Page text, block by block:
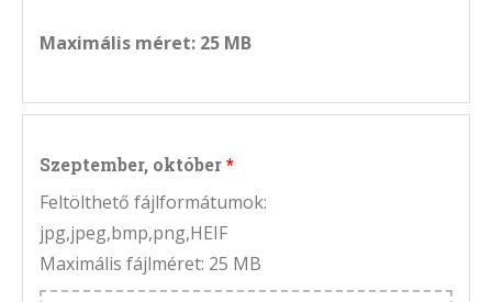
Maximális méret: 25 MB
Szeptember, október
Feltölthető fájlformátumok:
jpg,jpeg,bmp,png,HEIF
Maximális fájlméret: 25 MB